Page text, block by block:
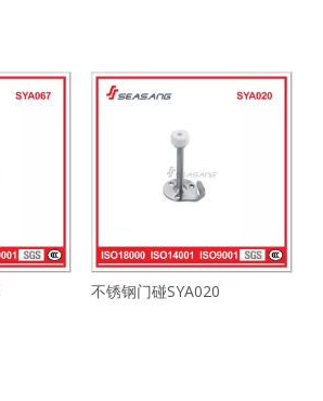
不锈钢门碰SYA020